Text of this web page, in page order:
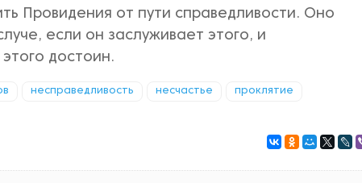
Провидения от пути справедливости. Оно
если он заслуживает этого, и
достоин.
несправедливость несчастье проклятие